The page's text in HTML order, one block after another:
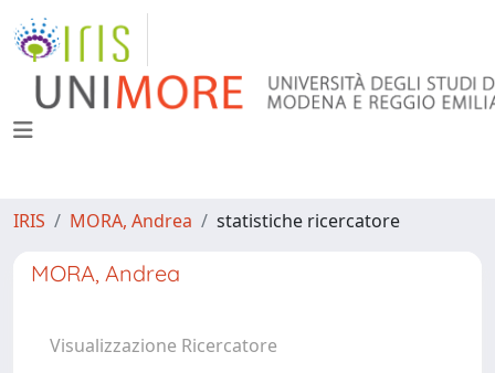
IRIS MORA, Andrea statistiche ricercatore
MORA, Andrea
Visualizzazione Ricercatore